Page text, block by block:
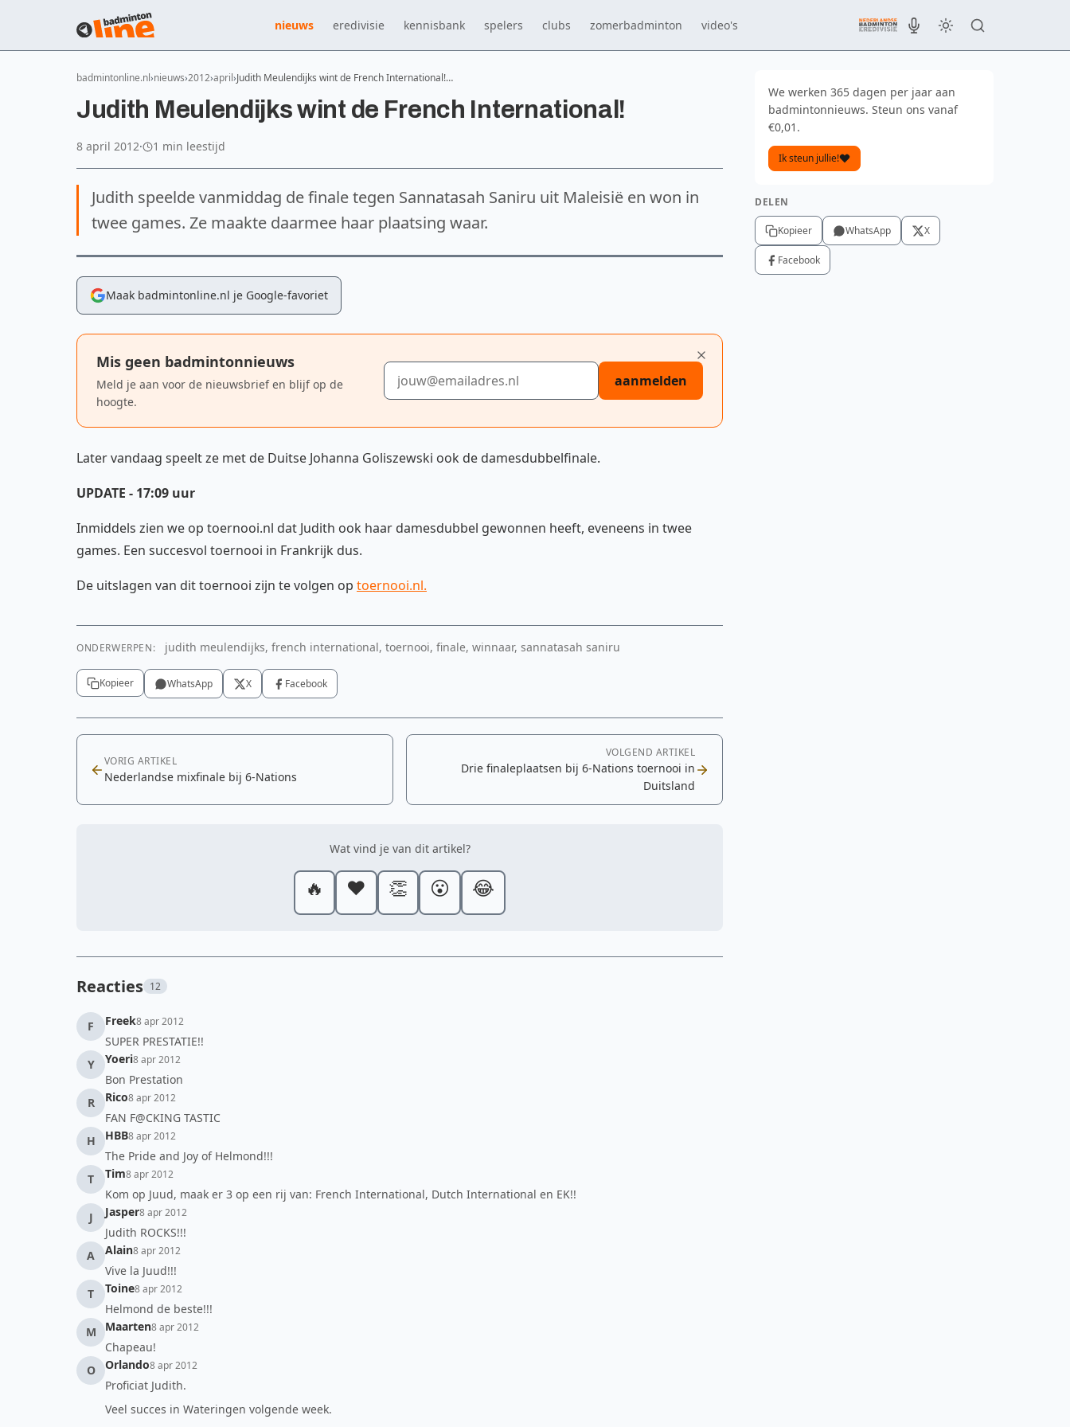
nieuws eredivisie kennisbank spelers clubs zomerbadminton video's
badmintonline.nl nieuws 2012 april Judith Meulendijks wint de French International!…
Judith Meulendijks wint de French International!
8 april 2012· 1 min leestijd
Judith speelde vanmiddag de finale tegen Sannatasah Saniru uit Maleisië en won in
twee games. Ze maakte daarmee haar plaatsing waar.
Maak badmintonline.nl je Google-favoriet
Mis geen badmintonnieuws
Meld je aan voor de nieuwsbrief en blijf op de
hoogte.
E-mailadres
aanmelden
Later vandaag speelt ze met de Duitse Johanna Goliszewski ook de damesdubbelfinale.
UPDATE - 17:09 uur
Inmiddels zien we op toernooi.nl dat Judith ook haar damesdubbel gewonnen heeft, eveneens in twee
games. Een succesvol toernooi in Frankrijk dus.
De uitslagen van dit toernooi zijn te volgen op toernooi.nl.
ONDERWERPEN: judith meulendijks, french international, toernooi, finale, winnaar, sannatasah saniru
Kopieer WhatsApp X Facebook
VORIG ARTIKEL
Nederlandse mixfinale bij 6-Nations
VOLGEND ARTIKEL
Drie finaleplaatsen bij 6-Nations toernooi in
Duitsland
Wat vind je van dit artikel?
🔥 ❤️ 👏 😮 😂
Reacties 12
F Freek8 apr 2012
SUPER PRESTATIE!!
Y
Yoeri8 apr 2012
Bon Prestation
R
Rico8 apr 2012
FAN F@CKING TASTIC
H
HBB8 apr 2012
The Pride and Joy of Helmond!!!
T
Tim8 apr 2012
Kom op Juud, maak er 3 op een rij van: French International, Dutch International en EK!!
J
Jasper8 apr 2012
Judith ROCKS!!!
A
Alain8 apr 2012
Vive la Juud!!!
T
Toine8 apr 2012
Helmond de beste!!!
M
Maarten8 apr 2012
Chapeau!
O
Orlando8 apr 2012
Proficiat Judith.
Veel succes in Wateringen volgende week.
We werken 365 dagen per jaar aan
badmintonnieuws. Steun ons vanaf
€0,01.
Ik steun jullie!
DELEN
Kopieer WhatsApp X
Facebook